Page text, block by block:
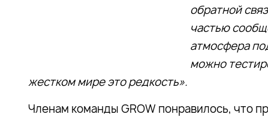
обратной
частью
атмосфера
можно
жестком мире это редкость».
Членам команды GROW понравилось, что